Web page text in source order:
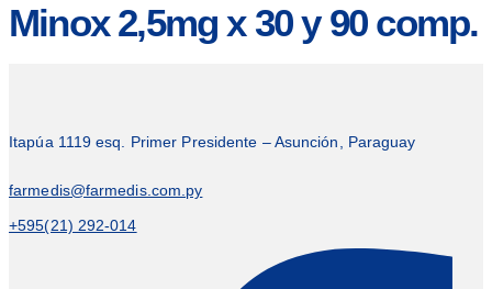
Minox 2,5mg x 30 y 90 comp.
Itapúa 1119 esq. Primer Presidente – Asunción, Paraguay
farmedis@farmedis.com.py
+595(21) 292-014